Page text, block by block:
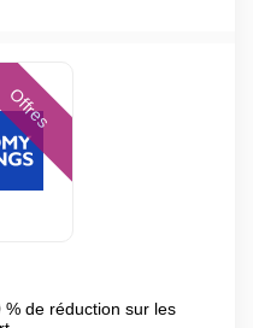
Offres
de réduction sur les